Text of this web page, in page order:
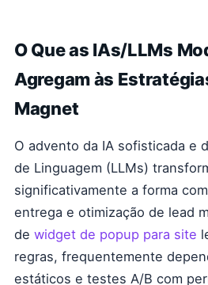
O Que as IAs/LLMs
Agregam às
Magnet
O advento da IA sofisticada e
de Linguagem (LLMs)
significativamente a forma
entrega e otimização de lead
de widget de popup para site
regras, frequentemente
estáticos e testes A/B com